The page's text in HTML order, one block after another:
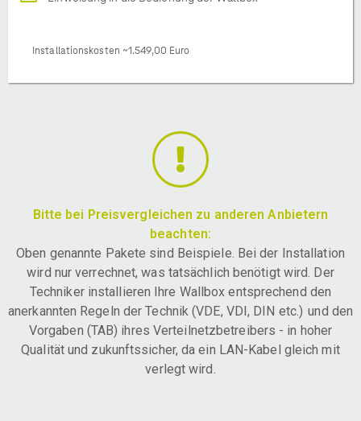
Installationskosten ~1.549,00 Euro
Bitte bei Preisvergleichen zu anderen Anbietern
beachten:
Oben genannte Pakete sind Beispiele. Bei der Installation
wird nur verrechnet, was tatsächlich benötigt wird. Der
Techniker installieren Ihre Wallbox entsprechend den
anerkannten Regeln der Technik (VDE, VDI, DIN etc.) und den
Vorgaben (TAB) ihres Verteilnetzbetreibers - in hoher
Qualität und zukunftssicher, da ein LAN-Kabel gleich mit
verlegt wird.